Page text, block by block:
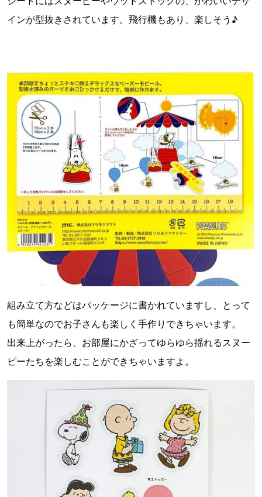
インが型抜きされています。飛行機もあり、楽しそう♪
組み立て方などはパッケージに書かれていますし、とって
も簡単なのでお子さんも楽しく手作りできちゃいます。
出来上がったら、お部屋にかざってゆらゆら揺れるスヌー
ピーたちを楽しむことができちゃいますよ。